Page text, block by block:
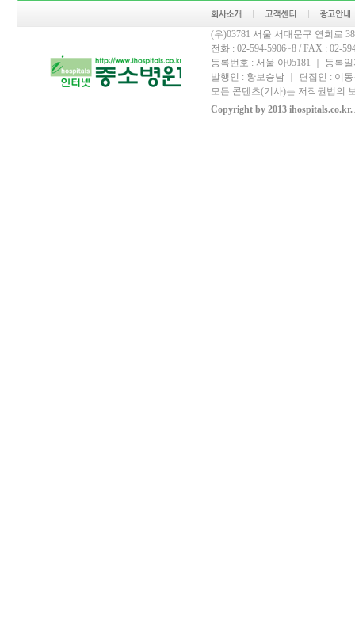
(우)03781 서울 서대문구 연희로
전화 : 02-594-5906~8 / FAX : 02-
등록번호 : 서울 아05181 ｜ 등록
발행인 : 황보승남 ｜ 편집인 : 이
모든 콘텐츠(기사)는 저작권법의
Copyright by 2013 ihospitals.co.kr.